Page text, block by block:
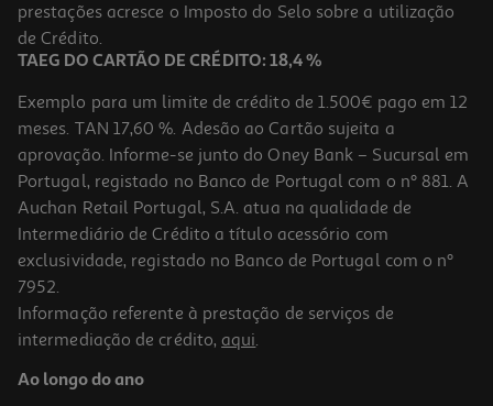
prestações acresce o Imposto do Selo sobre a utilização
de Crédito.
TAEG DO CARTÃO DE CRÉDITO: 18,4 %
Exemplo para um limite de crédito de 1.500€ pago em 12
meses. TAN 17,60 %. Adesão ao Cartão sujeita a
aprovação. Informe-se junto do Oney Bank – Sucursal em
Portugal, registado no Banco de Portugal com o nº 881. A
Auchan Retail Portugal, S.A. atua na qualidade de
Intermediário de Crédito a título acessório com
exclusividade, registado no Banco de Portugal com o nº
7952.
Informação referente à prestação de serviços de
intermediação de crédito, aqui.
Ao longo do ano